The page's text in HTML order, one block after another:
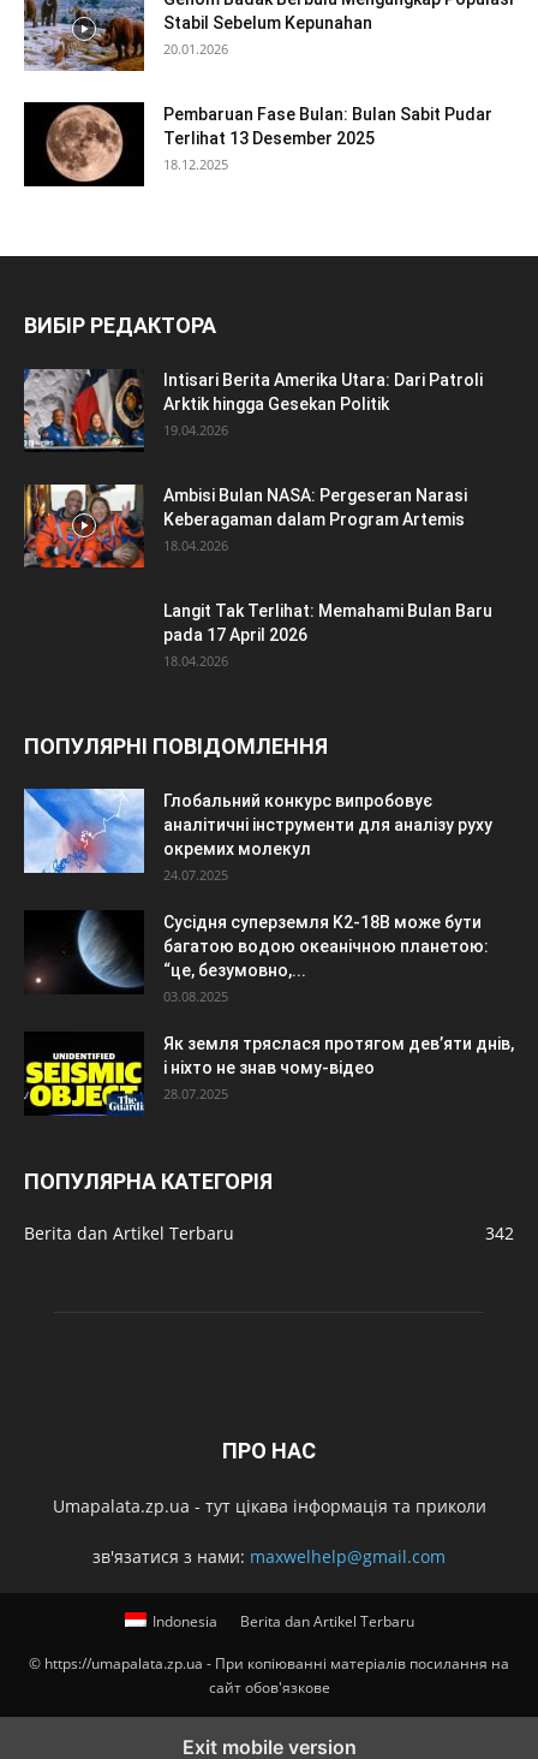
Stabil Sebelum Kepunahan
20.01.2026
Pembaruan Fase Bulan: Bulan Sabit Pudar
Terlihat 13 Desember 2025
18.12.2025
ВИБІР РЕДАКТОРА
Intisari Berita Amerika Utara: Dari Patroli
Arktik hingga Gesekan Politik
19.04.2026
Ambisi Bulan NASA: Pergeseran Narasi
Keberagaman dalam Program Artemis
18.04.2026
Langit Tak Terlihat: Memahami Bulan Baru
pada 17 April 2026
18.04.2026
ПОПУЛЯРНІ ПОВІДОМЛЕННЯ
Глобальний конкурс випробовує
аналітичні інструменти для аналізу руху
окремих молекул
24.07.2025
Сусідня суперземля K2-18B може бути
багатою водою океанічною планетою:
“це, безумовно,...
03.08.2025
Як земля тряслася протягом дев’яти днів,
і ніхто не знав чому-відео
28.07.2025
ПОПУЛЯРНА КАТЕГОРІЯ
Berita dan Artikel Terbaru 342
ПРО НАС
Umapalata.zp.ua - тут цікава інформація та приколи
зв'язатися з нами: maxwelhelp@gmail.com
Indonesia Berita dan Artikel Terbaru
© https://umapalata.zp.ua - При копіюванні матеріалів посилання на
сайт обов'язкове
Exit mobile version